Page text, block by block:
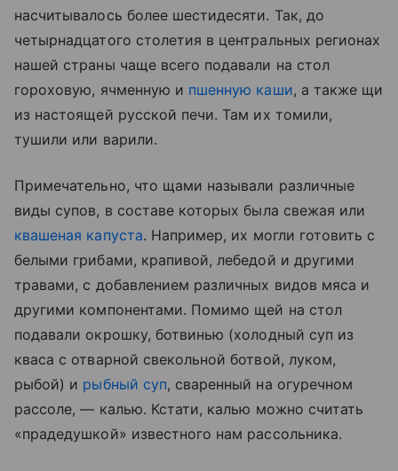
насчитывалось более шестидесяти. Так, до
четырнадцатого столетия в центральных регионах
нашей страны чаще всего подавали на стол
гороховую, ячменную и пшенную каши, а также щи
из настоящей русской печи. Там их томили,
тушили или варили.
Примечательно, что щами называли различные
виды супов, в составе которых была свежая или
квашеная капуста. Например, их могли готовить с
белыми грибами, крапивой, лебедой и другими
травами, с добавлением различных видов мяса и
другими компонентами. Помимо щей на стол
подавали окрошку, ботвинью (холодный суп из
кваса с отварной свекольной ботвой, луком,
рыбой) и рыбный суп, сваренный на огуречном
рассоле, — калью. Кстати, калью можно считать
«прадедушкой» известного нам рассольника.